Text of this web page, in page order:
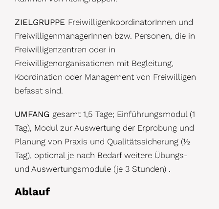
ZIELGRUPPE FreiwilligenkoordinatorInnen und
FreiwilligenmanagerInnen bzw. Personen, die in
Freiwilligenzentren oder in
Freiwilligenorganisationen mit Begleitung,
Koordination oder Management von Freiwilligen
befasst sind.
UMFANG gesamt 1,5 Tage; Einführungsmodul (1
Tag), Modul zur Auswertung der Erprobung und
Planung von Praxis und Qualitätssicherung (½
Tag), optional je nach Bedarf weitere Übungs-
und Auswertungsmodule (je 3 Stunden) .
Ablauf